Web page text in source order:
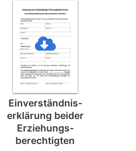
Einverständnis­
erklärung beider
Erziehungs­
berechtigten